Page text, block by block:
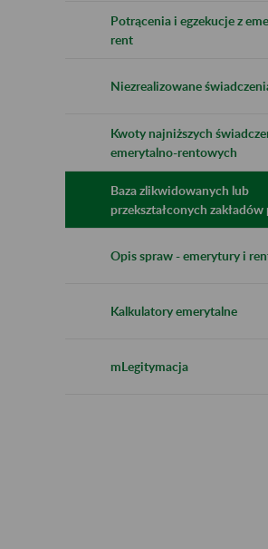
Potrącenia i egzekucje z
rent
Niezrealizowane
Kwoty najniższych
emerytalno-rentowych
Baza zlikwidowanych lub
przekształconych zakładów
Opis spraw - emerytury i
Kalkulatory emerytalne
mLegitymacja